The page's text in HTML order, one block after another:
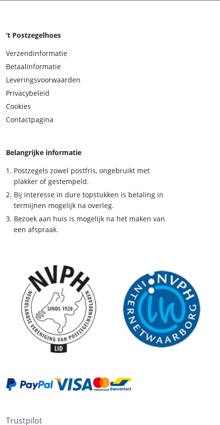
‘t Postzegelhoes
Verzendinformatie
Betaalinformatie
Leveringsvoorwaarden
Privacybeleid
Cookies
Contactpagina
Belangrijke informatie
Postzegels zowel postfris, ongebruikt met
plakker of gestempeld.
Bij interesse in dure topstukken is betaling in
termijnen mogelijk na overleg.
Bezoek aan huis is mogelijk na het maken van
een afspraak.
Trustpilot